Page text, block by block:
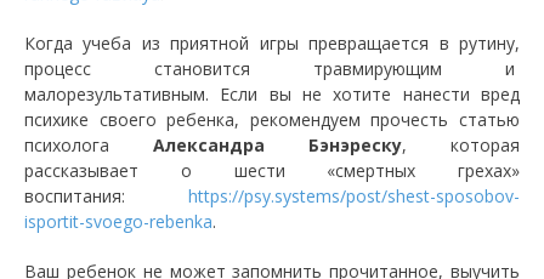
Когда учеба из приятной игры превращается в рутину,
процесс становится травмирующим и
малорезультативным. Если вы не хотите нанести вред
психике своего ребенка, рекомендуем прочесть статью
психолога Александра Бэнэреску, которая
рассказывает о шести «смертных грехах»
воспитания: https://psy.systems/post/shest-sposobov-
isportit-svoego-rebenka.
Ваш ребенок не может запомнить прочитанное, выучить